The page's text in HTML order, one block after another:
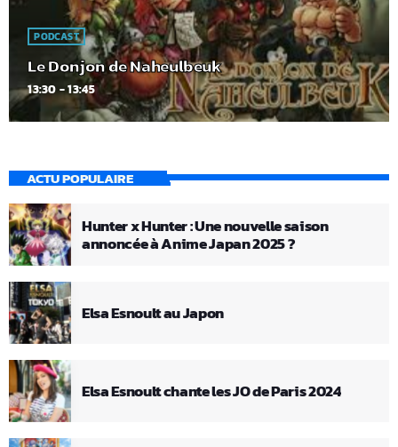
PODCAST
Le Donjon de Naheulbeuk
13:30 - 13:45
ACTU POPULAIRE
Hunter x Hunter : Une nouvelle saison
annoncée à Anime Japan 2025 ?
Elsa Esnoult au Japon
Elsa Esnoult chante les JO de Paris 2024